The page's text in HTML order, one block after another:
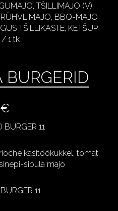
TŠILLIMAJO (V),
BBQ-MAJO
TŠILLIKASTE, KETŠUP
/ 1 tk
BURGERID
€
BURGER 11
käsitöökukkel, tomat,
sibula majo
11